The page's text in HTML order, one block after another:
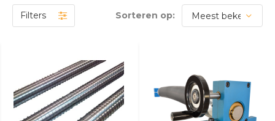
Filters Sorteren op:
Bekijk product